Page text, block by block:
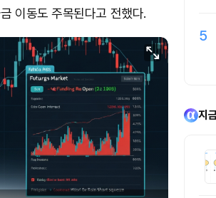
이동도 주목된다고 전했다.
5
지